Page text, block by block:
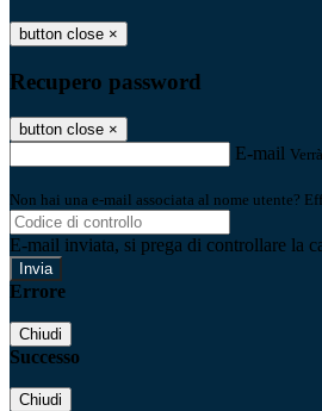
button close ×
Recupero password
button close ×
E-mail
Non hai una e-mail associata al nome utente?
E-mail inviata, si prega di controllare la
Errore
Chiudi
Successo
Chiudi